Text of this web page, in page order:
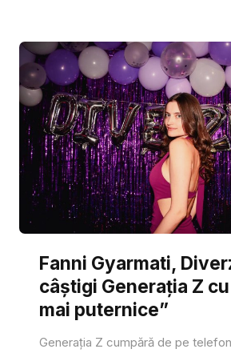
Fanni Gyarmati,
câștigi Generația Z
mai puternice”
Generația Z cumpără de pe